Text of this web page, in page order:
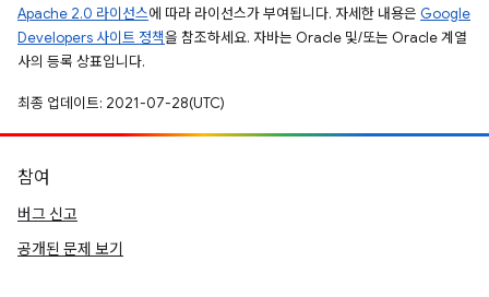
Apache 2.0 라이선스에 따라 라이선스가 부여됩니다. 자세한 내용은 Google
Developers 사이트 정책을 참조하세요. 자바는 Oracle 및/또는 Oracle 계열
사의 등록 상표입니다.
최종 업데이트: 2021-07-28(UTC)
참여
버그 신고
공개된 문제 보기